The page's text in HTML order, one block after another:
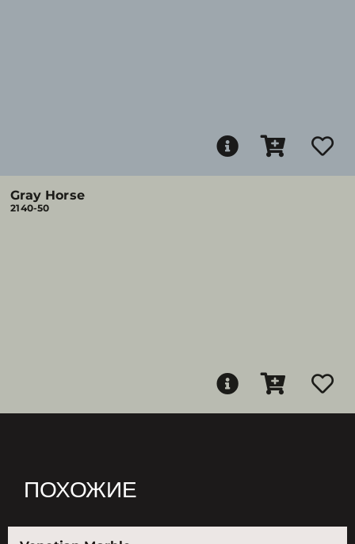
Gray Horse
2140-50
ПОХОЖИЕ